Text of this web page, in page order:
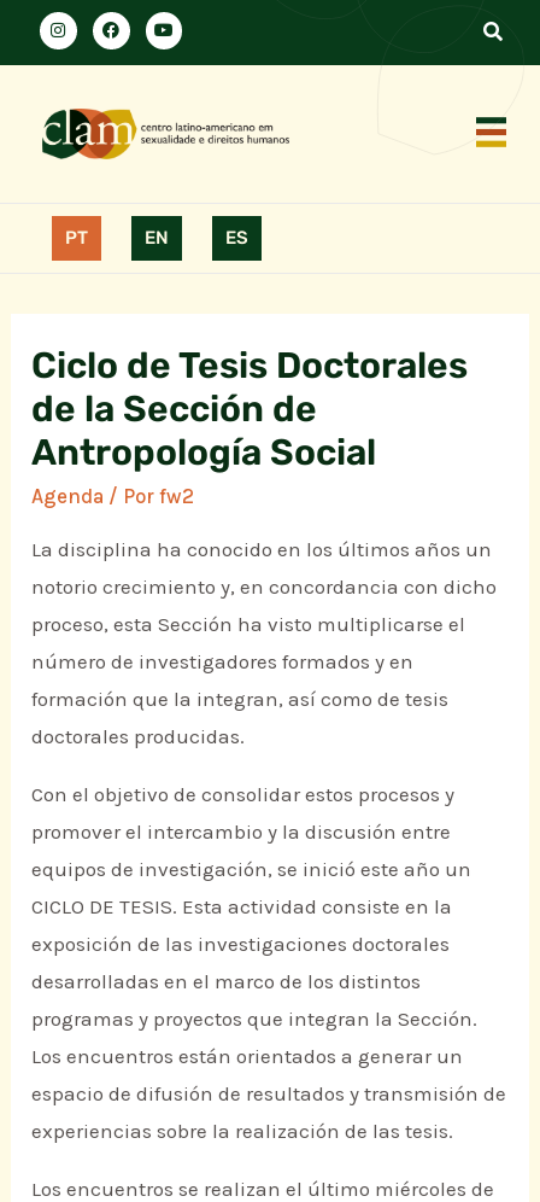
PT EN ES
Ciclo de Tesis Doctorales
de la Sección de
Antropología Social
Agenda / Porfw2
La disciplina ha conocido en los últimos años un
notorio crecimiento y, en concordancia con dicho
proceso, esta Sección ha visto multiplicarse el
número de investigadores formados y en
formación que la integran, así como de tesis
doctorales producidas.
Con el objetivo de consolidar estos procesos y
promover el intercambio y la discusión entre
equipos de investigación, se inició este año un
CICLO DE TESIS. Esta actividad consiste en la
exposición de las investigaciones doctorales
desarrolladas en el marco de los distintos
programas y proyectos que integran la Sección.
Los encuentros están orientados a generar un
espacio de difusión de resultados y transmisión de
experiencias sobre la realización de las tesis.
Los encuentros se realizan el último miércoles de